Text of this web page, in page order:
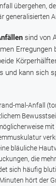
übergehen,
generalisierten
sind von
Erregungen
und kann sich
mal-Anfall
mit
bläuliche
die
sich häufig
hört der